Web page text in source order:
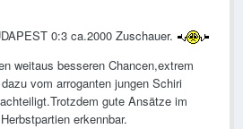
0:3 ca.2000 Zuschauer.
weitaus besseren Chancen,extrem
vom arroganten jungen Schiri
gute Ansätze im
erkennbar.